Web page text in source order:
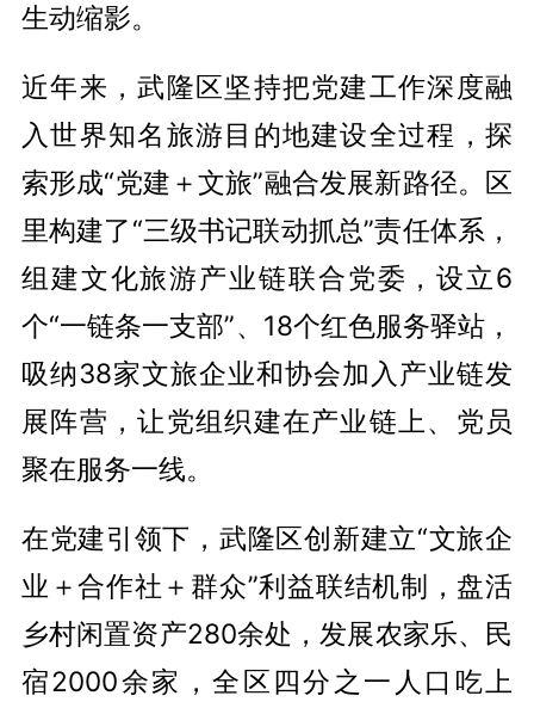
生动缩影。
近年来，武隆区坚持把党建工作深度融
入世界知名旅游目的地建设全过程，探
索形成“党建＋文旅”融合发展新路径。区
里构建了“三级书记联动抓总”责任体系，
组建文化旅游产业链联合党委，设立6
个“一链条一支部”、18个红色服务驿站，
吸纳38家文旅企业和协会加入产业链发
展阵营，让党组织建在产业链上、党员
聚在服务一线。
在党建引领下，武隆区创新建立“文旅企
业＋合作社＋群众”利益联结机制，盘活
乡村闲置资产280余处，发展农家乐、民
宿2000余家，全区四分之一人口吃上